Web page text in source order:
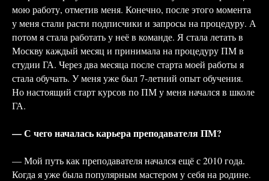
мою работу, отметив меня. Конечно, после этого момента
у меня стали расти подписчики и запросы на процедуру. А
потом я стала работать у неё в команде. Я стала летать в
Москву каждый месяц и принимала на процедуру ПМ в
студии ГА. Через два месяца после старта моей работы я
стала обучать. У меня уже был 7-летний опыт обучения.
Но настоящий старт курсов по ПМ у меня начался в школе
ГА.
— С чего началась карьера преподавателя ПМ?
— Мой путь как преподавателя начался ещё с 2010 года.
Когда я уже была популярным мастером у себя на родине.